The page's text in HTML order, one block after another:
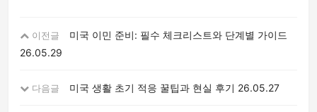
이전글
미국 이민 준비: 필수 체크리스트와 단계별 가이드
26.05.29
다음글 미국 생활 초기 적응 꿀팁과 현실 후기 26.05.27